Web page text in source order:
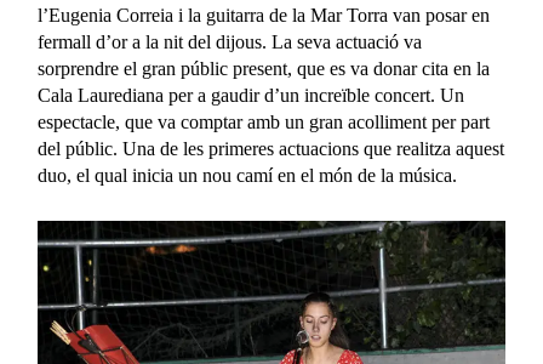
l’Eugenia Correia i la guitarra de la Mar Torra van posar en
fermall d’or a la nit del dijous. La seva actuació va
sorprendre el gran públic present, que es va donar cita en la
Cala Laurediana per a gaudir d’un increïble concert. Un
espectacle, que va comptar amb un gran acolliment per part
del públic. Una de les primeres actuacions que realitza aquest
duo, el qual inicia un nou camí en el món de la música.